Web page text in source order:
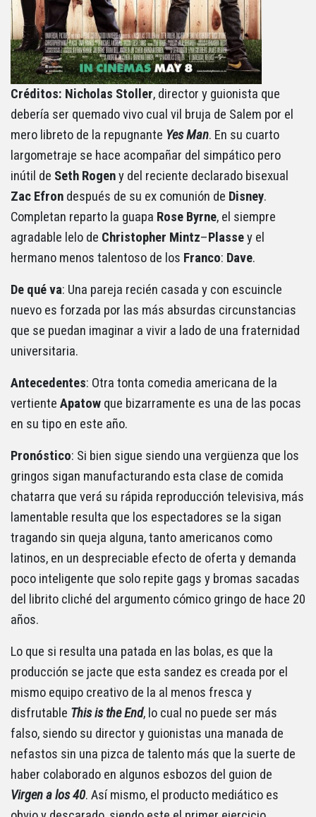
Créditos: Nicholas Stoller, director y guionista que
debería ser quemado vivo cual vil bruja de Salem por el
mero libreto de la repugnante Yes Man. En su cuarto
largometraje se hace acompañar del simpático pero
inútil de Seth Rogeny del reciente declarado bisexual
Zac Efron después de su ex comunión de Disney.
Completan reparto la guapa Rose Byrne, el siempre
agradable lelo de Christopher Mintz–Plassey el
hermano menos talentoso de los Franco: Dave.
De qué va: Una pareja recién casada y con escuincle
nuevo es forzada por las más absurdas circunstancias
que se puedan imaginar a vivir a lado de una fraternidad
universitaria.
Antecedentes: Otra tonta comedia americana de la
vertiente Apatow que bizarramente es una de las pocas
en su tipo en este año.
Pronóstico: Si bien sigue siendo una vergüenza que los
gringos sigan manufacturando esta clase de comida
chatarra que verá su rápida reproducción televisiva, más
lamentable resulta que los espectadores se la sigan
tragando sin queja alguna, tanto americanos como
latinos, en un despreciable efecto de oferta y demanda
poco inteligente que solo repite gags y bromas sacadas
del librito cliché del argumento cómico gringo de hace 20
años.
Lo que si resulta una patada en las bolas, es que la
producción se jacte que esta sandez es creada por el
mismo equipo creativo de la al menos fresca y
disfrutable This is the End, lo cual no puede ser más
falso, siendo su director y guionistas una manada de
nefastos sin una pizca de talento más que la suerte de
haber colaborado en algunos esbozos del guion de
Virgen a los 40. Así mismo, el producto mediático es